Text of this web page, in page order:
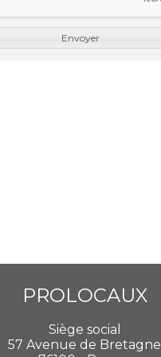
Envoyer
PROLOCAUX
Siège social
57 Avenue de Bretagne